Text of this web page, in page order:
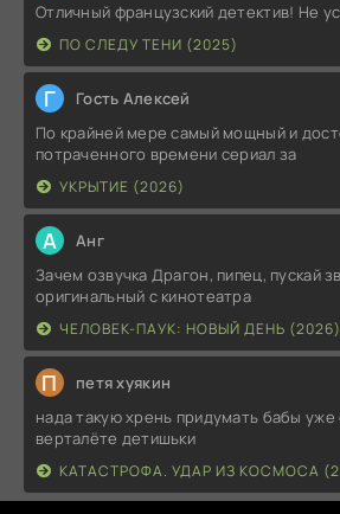
Отличный французский детектив! Не
ПО СЛЕДУ ТЕНИ (2025)
Г Гость Алексей
По крайней мере самый мощный и
потраченного времени сериал за
УКРЫТИЕ (2026)
А Анг
Зачем озвучка Драгон, пипец, пускай
оригинальный с кинотеатра
ЧЕЛОВЕК-ПАУК: НОВЫЙ ДЕНЬ (2026)
П петя хуякин
нада такую хрень придумать бабы уже
верталёте детишьки
КАТАСТРОФА. УДАР ИЗ КОСМОСА